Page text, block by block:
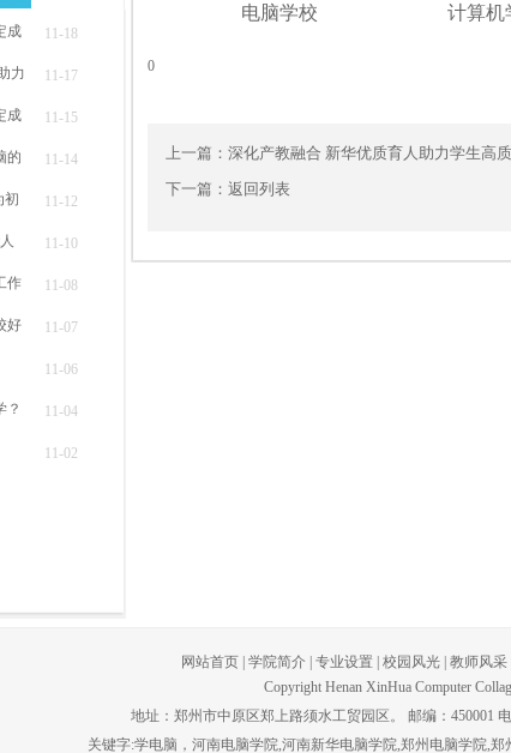
成 11-18
力 11-17
成 11-15
的 11-14
初 11-12
11-10
作 11-08
好 11-07
11-06
？ 11-04
11-02
电脑学校 计算机
0
上一篇： 深化产教融合 新华优质育人助力学生高
下一篇： 返回列表
网站首页 学院简介 专业设置 校园风光 教师风采
Copyright Henan XinHua Computer
地址：郑州市中原区郑上路须水工贸园区。 邮编：450001
关键字:学电脑，河南电脑学院,河南新华电脑学院,郑州电脑学院,